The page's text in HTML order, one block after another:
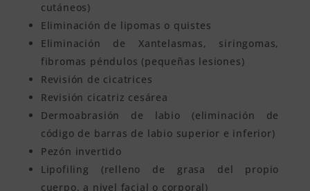
cutáneos)
Eliminación de lipomas o quistes
Eliminación de Xantelasmas, siringomas,
fibromas péndulos (pequeñas lesiones)
Revisión de cicatrices
Revisión cicatriz cesárea
Dermoabrasión de labio (eliminación de
código de barras de labio superior e inferior)
Pezón invertido
Lipofiling (relleno de grasa del propio
cuerpo, a nivel facial o corporal)